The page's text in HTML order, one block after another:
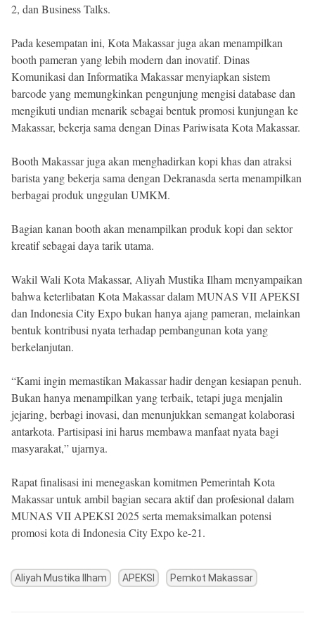
2, dan Business Talks.
Pada kesempatan ini, Kota Makassar juga akan menampilkan
booth pameran yang lebih modern dan inovatif. Dinas
Komunikasi dan Informatika Makassar menyiapkan sistem
barcode yang memungkinkan pengunjung mengisi database dan
mengikuti undian menarik sebagai bentuk promosi kunjungan ke
Makassar, bekerja sama dengan Dinas Pariwisata Kota Makassar.
Booth Makassar juga akan menghadirkan kopi khas dan atraksi
barista yang bekerja sama dengan Dekranasda serta menampilkan
berbagai produk unggulan UMKM.
Bagian kanan booth akan menampilkan produk kopi dan sektor
kreatif sebagai daya tarik utama.
Wakil Wali Kota Makassar, Aliyah Mustika Ilham menyampaikan
bahwa keterlibatan Kota Makassar dalam MUNAS VII APEKSI
dan Indonesia City Expo bukan hanya ajang pameran, melainkan
bentuk kontribusi nyata terhadap pembangunan kota yang
berkelanjutan.
“Kami ingin memastikan Makassar hadir dengan kesiapan penuh.
Bukan hanya menampilkan yang terbaik, tetapi juga menjalin
jejaring, berbagi inovasi, dan menunjukkan semangat kolaborasi
antarkota. Partisipasi ini harus membawa manfaat nyata bagi
masyarakat,” ujarnya.
Rapat finalisasi ini menegaskan komitmen Pemerintah Kota
Makassar untuk ambil bagian secara aktif dan profesional dalam
MUNAS VII APEKSI 2025 serta memaksimalkan potensi
promosi kota di Indonesia City Expo ke-21.
Aliyah Mustika Ilham APEKSI Pemkot Makassar